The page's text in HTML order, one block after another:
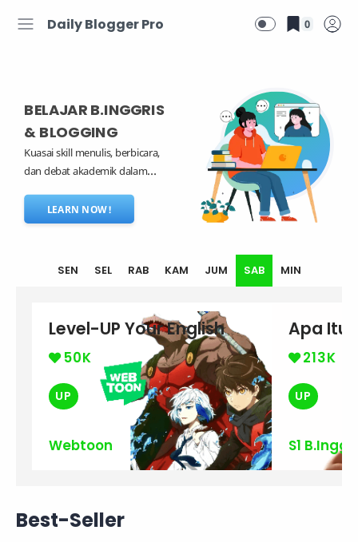
Daily Blogger Pro 0
BELAJAR B.INGGRIS
& BLOGGING
Kuasai skill menulis, berbicara,
dan debat akademik dalam
membangun blog yang
menghasilkan — semua dalam
LEARN NOW!
SEN SEL RAB KAM JUM SAB MIN
Level-UP Your English
50K
UP
Webtoon
Apa Itu
213K
UP
S1
Best-Seller